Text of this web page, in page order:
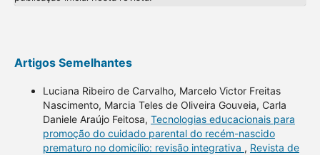
Artigos Semelhantes
Luciana Ribeiro de Carvalho, Marcelo Victor Freitas
Nascimento, Marcia Teles de Oliveira Gouveia, Carla
Daniele Araújo Feitosa, Tecnologias educacionais para
promoção do cuidado parental do recém-nascido
prematuro no domicílio: revisão integrativa , Revista de